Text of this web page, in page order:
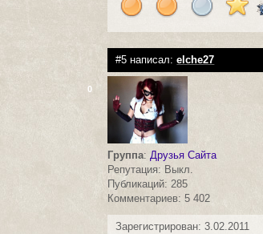
#5 написал:elche27
0
Группа:Друзья Сайта
Репутация: Выкл.
Публикаций: 285
Комментариев: 5 402
Зарегистрирован: 3.02.2011